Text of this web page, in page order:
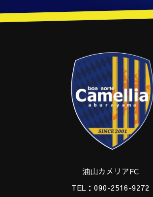
油山カメリアFC
TEL：090-2516-9272